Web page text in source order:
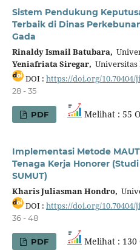
Sistem Pendukung
Terbaik di Dinas
Gada
Rinaldy Ismail Batubara,
Yeniafriata Siregar, Universitas
DOI : https://doi.org/10.70404/
28 - 35
PDF Melihat : 55
Implementasi Metode
Tenaga Kerja Honorer
SUMUT)
Kharis Juliasman Hondro,
DOI : https://doi.org/10.70404/
36 - 48
PDF Melihat : 130